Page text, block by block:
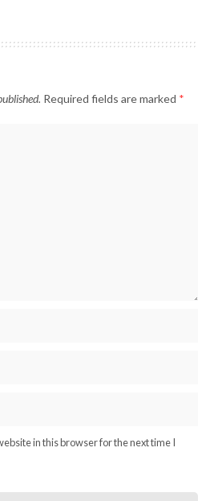
Required fields are marked *
in this browser for the next time I